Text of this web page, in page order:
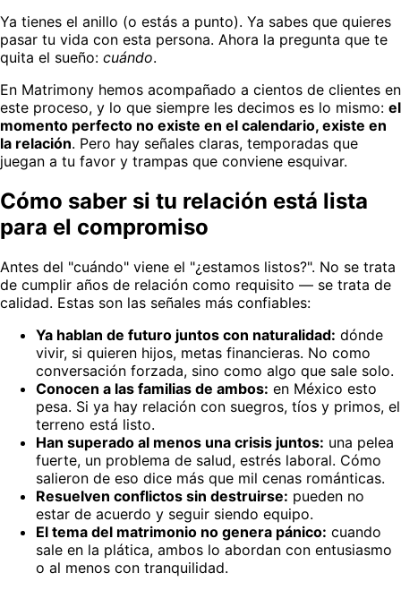
Ya tienes el anillo (o estás a punto). Ya sabes que quieres
pasar tu vida con esta persona. Ahora la pregunta que te
quita el sueño: cuándo.
En Matrimony hemos acompañado a cientos de clientes en
este proceso, y lo que siempre les decimos es lo mismo: el
momento perfecto no existe en el calendario, existe en
la relación. Pero hay señales claras, temporadas que
juegan a tu favor y trampas que conviene esquivar.
Cómo saber si tu relación está lista
para el compromiso
Antes del "cuándo" viene el "¿estamos listos?". No se trata
de cumplir años de relación como requisito — se trata de
calidad. Estas son las señales más confiables:
Ya hablan de futuro juntos con naturalidad: dónde
vivir, si quieren hijos, metas financieras. No como
conversación forzada, sino como algo que sale solo.
Conocen a las familias de ambos: en México esto
pesa. Si ya hay relación con suegros, tíos y primos, el
terreno está listo.
Han superado al menos una crisis juntos: una pelea
fuerte, un problema de salud, estrés laboral. Cómo
salieron de eso dice más que mil cenas románticas.
Resuelven conflictos sin destruirse: pueden no
estar de acuerdo y seguir siendo equipo.
El tema del matrimonio no genera pánico: cuando
sale en la plática, ambos lo abordan con entusiasmo
o al menos con tranquilidad.